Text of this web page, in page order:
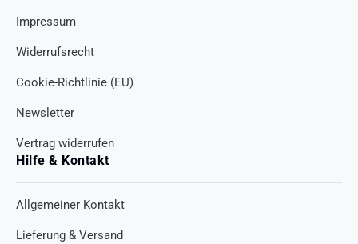
Impressum
Widerrufsrecht
Cookie-Richtlinie (EU)
Newsletter
Vertrag widerrufen
Hilfe & Kontakt
Allgemeiner Kontakt
Lieferung & Versand